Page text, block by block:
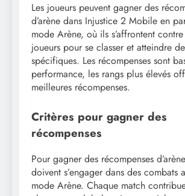
Les joueurs peuvent gagner des
d’arène dans Injustice 2 Mobile en
mode Arène, où ils s’affrontent contre
joueurs pour se classer et atteindre
spécifiques. Les récompenses sont
performance, les rangs plus élevés
meilleures récompenses.
Critères pour gagner des
récompenses
Pour gagner des récompenses
doivent s’engager dans des combats
mode Arène. Chaque match